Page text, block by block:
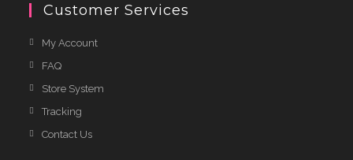
Customer Services
My Account
FAQ
Store System
Tracking
Contact Us